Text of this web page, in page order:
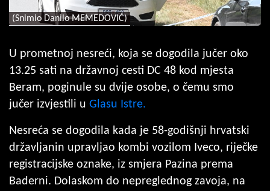
(Snimio Danilo MEMEDOVIĆ)
U prometnoj nesreći, koja se dogodila jučer oko
13.25 sati na državnoj cesti DC 48 kod mjesta
Beram, poginule su dvije osobe, o čemu smo
jučer izvjestili u Glasu Istre.
Nesreća se dogodila kada je 58-godišnji hrvatski
državljanin upravljao kombi vozilom Iveco, riječke
registracijske oznake, iz smjera Pazina prema
Baderni. Dolaskom do nepreglednog zavoja, na